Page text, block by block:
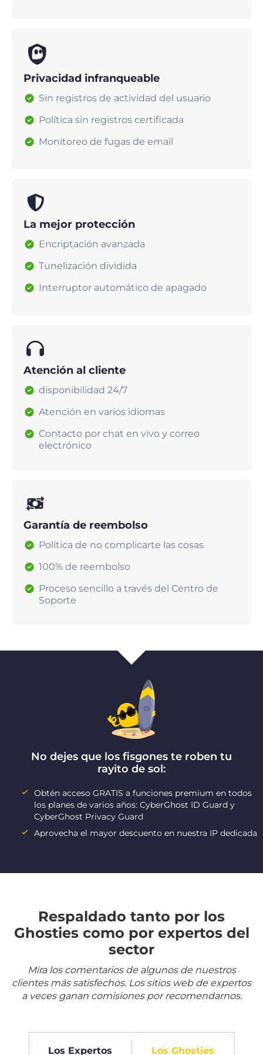
Privacidad infranqueable
Sin registros de actividad del usuario
Política sin registros certificada
Monitoreo de fugas de email
La mejor protección
Encriptación avanzada
Tunelización dividida
Interruptor automático de apagado
Atención al cliente
disponibilidad 24/7
Atención en varios idiomas
Contacto por chat en vivo y correo
electrónico
Garantía de reembolso
Política de no complicarte las cosas
100% de reembolso
Proceso sencillo a través del Centro de
Soporte
No dejes que los fisgones te roben tu
rayito de sol:
Obtén acceso GRATIS a funciones premium en todos
los planes de varios años: CyberGhost ID Guard y
CyberGhost Privacy Guard
Aprovecha el mayor descuento en nuestra IP dedicada
Respaldado tanto por los
Ghosties como por expertos del
sector
Mira los comentarios de algunos de nuestros
clientes más satisfechos. Los sitios web de expertos
a veces ganan comisiones por recomendarnos.
Los Expertos Los Ghosties